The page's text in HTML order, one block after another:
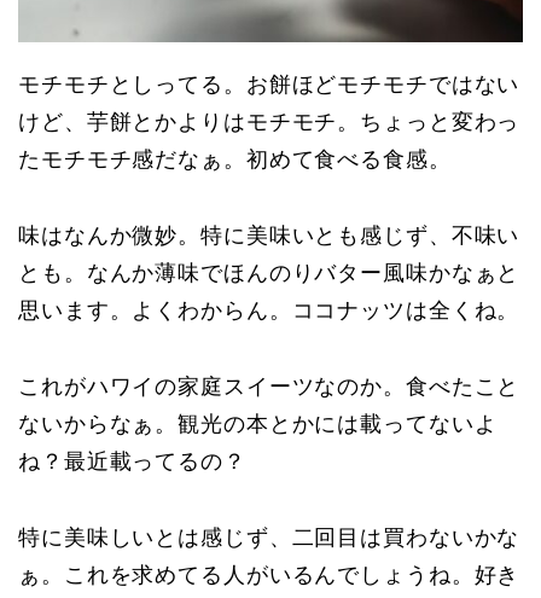
モチモチとしってる。お餅ほどモチモチではない
けど、芋餅とかよりはモチモチ。ちょっと変わっ
たモチモチ感だなぁ。初めて食べる食感。
味はなんか微妙。特に美味いとも感じず、不味い
とも。なんか薄味でほんのりバター風味かなぁと
思います。よくわからん。ココナッツは全くね。
これがハワイの家庭スイーツなのか。食べたこと
ないからなぁ。観光の本とかには載ってないよ
ね？最近載ってるの？
特に美味しいとは感じず、二回目は買わないかな
ぁ。これを求めてる人がいるんでしょうね。好き